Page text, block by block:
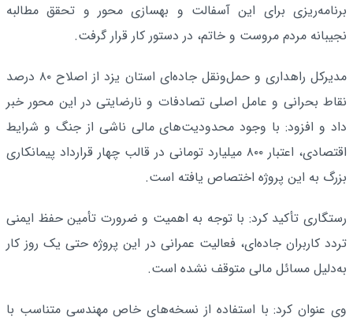
برنامه‌ریزی برای این آسفالت و بهسازی محور و تحقق مطالبه
نجیبانه مردم مروست و خاتم، در دستور کار قرار گرفت.
مدیرکل راهداری و حمل‌ونقل جاده‌ای استان یزد از اصلاح ۸۰ درصد
نقاط بحرانی و عامل اصلی تصادفات و نارضایتی‌ در این محور خبر
داد و افزود: با وجود محدودیت‌های مالی ناشی از جنگ و شرایط
اقتصادی، اعتبار ۸۰۰ میلیارد تومانی در قالب چهار قرارداد پیمانکاری
بزرگ به این پروژه اختصاص یافته است.
رستگاری تأکید کرد: با توجه به اهمیت و ضرورت تأمین حفظ ایمنی
تردد کاربران جاده‌ای، فعالیت عمرانی در این پروژه حتی یک روز کار
به‌دلیل مسائل مالی متوقف نشده است.
وی عنوان کرد: با استفاده از نسخه‌های خاص مهندسی متناسب با